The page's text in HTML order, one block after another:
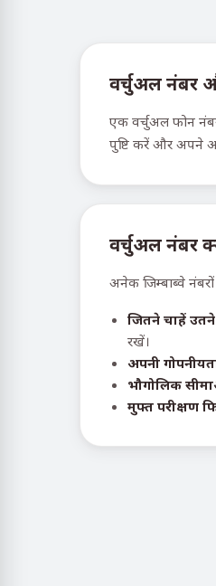
वर्चुअल नंबर
एक वर्चुअल फोन
पुष्टि करें और अपने
वर्चुअल नंबर
अनेक जिम्बाब्वे
जितने चाहें
रखें।
अपनी
भौगोलिक
मुफ्त परीक्षण